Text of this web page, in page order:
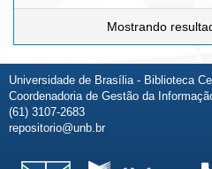
Mostrando
Universidade de Brasília - Biblioteca
Coordenadoria de Gestão da
(61) 3107-2683
repositorio@unb.br